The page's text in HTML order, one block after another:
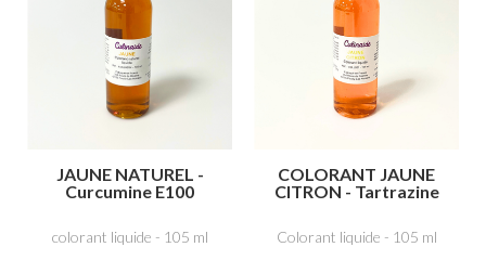
JAUNE NATUREL -
Curcumine E100
colorant liquide - 105 ml
COLORANT JAUNE
CITRON - Tartrazine
Colorant liquide - 105 ml